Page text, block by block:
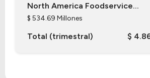
North America Foodservice...
$ 534.69 Millones
Total (trimestral) $